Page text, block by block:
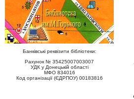
Банківські реквізити бібліотеки:
Рахунок № 35425007003007
УДК у Донецькій області
МФО 834016
Код організації (ЄДРПОУ) 00183816